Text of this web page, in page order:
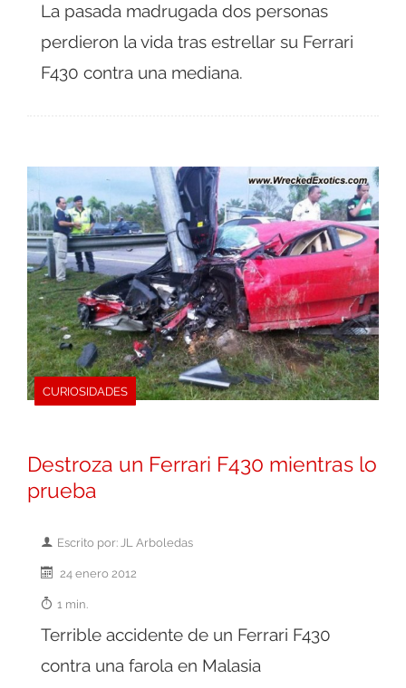
La pasada madrugada dos personas
perdieron la vida tras estrellar su Ferrari
F430 contra una mediana.
CURIOSIDADES
Destroza un Ferrari F430 mientras lo
prueba
Escrito por: JL Arboledas
24 enero 2012
1 min.
Terrible accidente de un Ferrari F430
contra una farola en Malasia